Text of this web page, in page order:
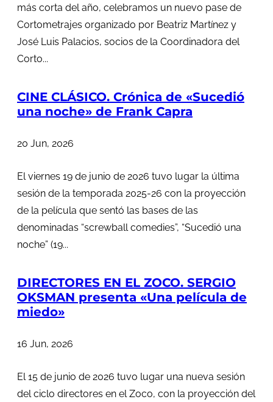
más corta del año, celebramos un nuevo pase de
Cortometrajes organizado por Beatriz Martínez y
José Luis Palacios, socios de la Coordinadora del
Corto...
CINE CLÁSICO. Crónica de «Sucedió
una noche» de Frank Capra
20 Jun, 2026
El viernes 19 de junio de 2026 tuvo lugar la última
sesión de la temporada 2025-26 con la proyección
de la película que sentó las bases de las
denominadas “screwball comedies”, “Sucedió una
noche” (19...
DIRECTORES EN EL ZOCO. SERGIO
OKSMAN presenta «Una película de
miedo»
16 Jun, 2026
El 15 de junio de 2026 tuvo lugar una nueva sesión
del ciclo directores en el Zoco, con la proyección del